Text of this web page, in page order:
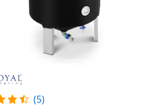
(5)